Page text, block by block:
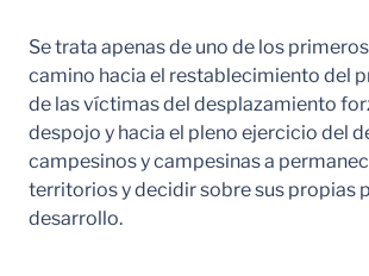
Se trata apenas de uno de los
camino hacia el restablecimiento del
de las víctimas del desplazamiento
despojo y hacia el pleno ejercicio del
campesinos y campesinas a
territorios y decidir sobre sus propias
desarrollo.